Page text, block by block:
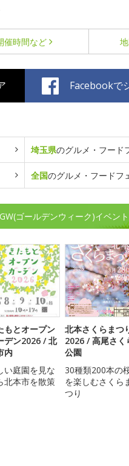
催時間など
Facebookで
埼玉県のグルメ・フード
全国のグルメ・フードフ
ゴールデンウィーク)イベン
もとオープン
デン2026 / 北
内
い庭園を見な
北本市を散策
北本さくらまつ
2026 / 高尾さく
公園
30種類200本の
を楽しむさくら
つり